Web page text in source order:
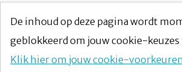
De inhoud op deze pagina wordt
geblokkeerd om jouw cookie-
Klik hier om jouw cookie-voorkeuren